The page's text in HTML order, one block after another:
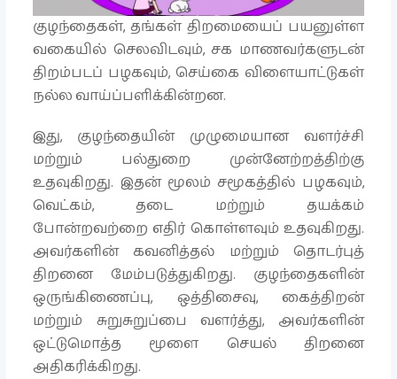
குழந்தைகள், தங்கள் திறமையைப் பயனுள்ள
வகையில் செலவிடவும், சக மாணவர்களுடன்
திறம்படப் பழகவும், செய்கை விளையாட்டுகள்
நல்ல வாய்ப்பளிக்கின்றன.
இது, குழந்தையின் முழுமையான வளர்ச்சி
மற்றும் பல்துறை முன்னேற்றத்திற்கு
உதவுகிறது. இதன் மூலம் சமூகத்தில் பழகவும்,
வெட்கம், தடை மற்றும் தயக்கம்
போன்றவற்றை எதிர் கொள்ளவும் உதவுகிறது.
அவர்களின் கவனித்தல் மற்றும் தொடர்புத்
திறனை மேம்படுத்துகிறது. குழந்தைகளின்
ஒருங்கிணைப்பு, ஒத்திசைவு, கைத்திறன்
மற்றும் சுறுசுறுப்பை வளர்த்து, அவர்களின்
ஒட்டுமொத்த மூளை செயல் திறனை
அதிகரிக்கிறது.